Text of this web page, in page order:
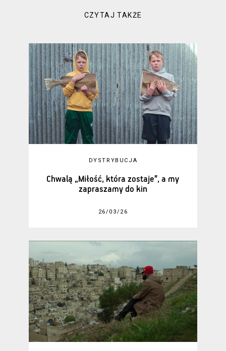
CZYTAJ TAKŻE
DYSTRYBUCJA
Chwalą „Miłość, która zostaje”, a my
zapraszamy do kin
26/03/26